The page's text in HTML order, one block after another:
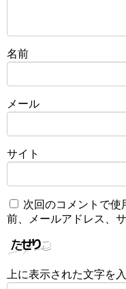
名前
メール
サイト
次回のコメントで使
前、メールアドレス、
上に表示された文字を